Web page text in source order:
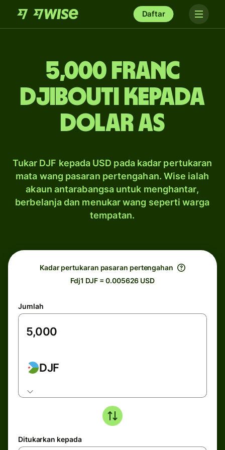
Daftar
5,000 franc
Djibouti kepada
dolar AS
Tukar DJF kepada USD pada kadar pertukaran
mata wang pasaran pertengahan. Wise ialah
akaun antarabangsa untuk menghantar,
berbelanja dan menukar wang seperti warga
tempatan.
Kadar pertukaran pasaran pertengahan
Fdj1 DJF = 0.005626 USD
Jumlah
DJF
Ditukarkan kepada